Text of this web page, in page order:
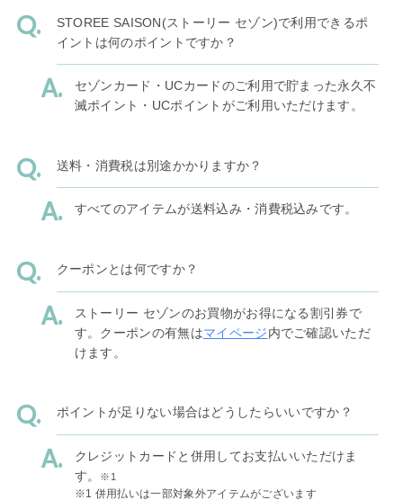
STOREE SAISON(ストーリー セゾン)で利用できるポ
イントは何のポイントですか？
セゾンカード・UCカードのご利用で貯まった永久不
滅ポイント・UCポイントがご利用いただけます。
送料・消費税は別途かかりますか？
すべてのアイテムが送料込み・消費税込みです。
クーポンとは何ですか？
ストーリー セゾンのお買物がお得になる割引券で
す。クーポンの有無はマイページ内でご確認いただ
けます。
ポイントが足りない場合はどうしたらいいですか？
クレジットカードと併用してお支払いいただけま
す。
※1
※1 併用払いは一部対象外アイテムがございます